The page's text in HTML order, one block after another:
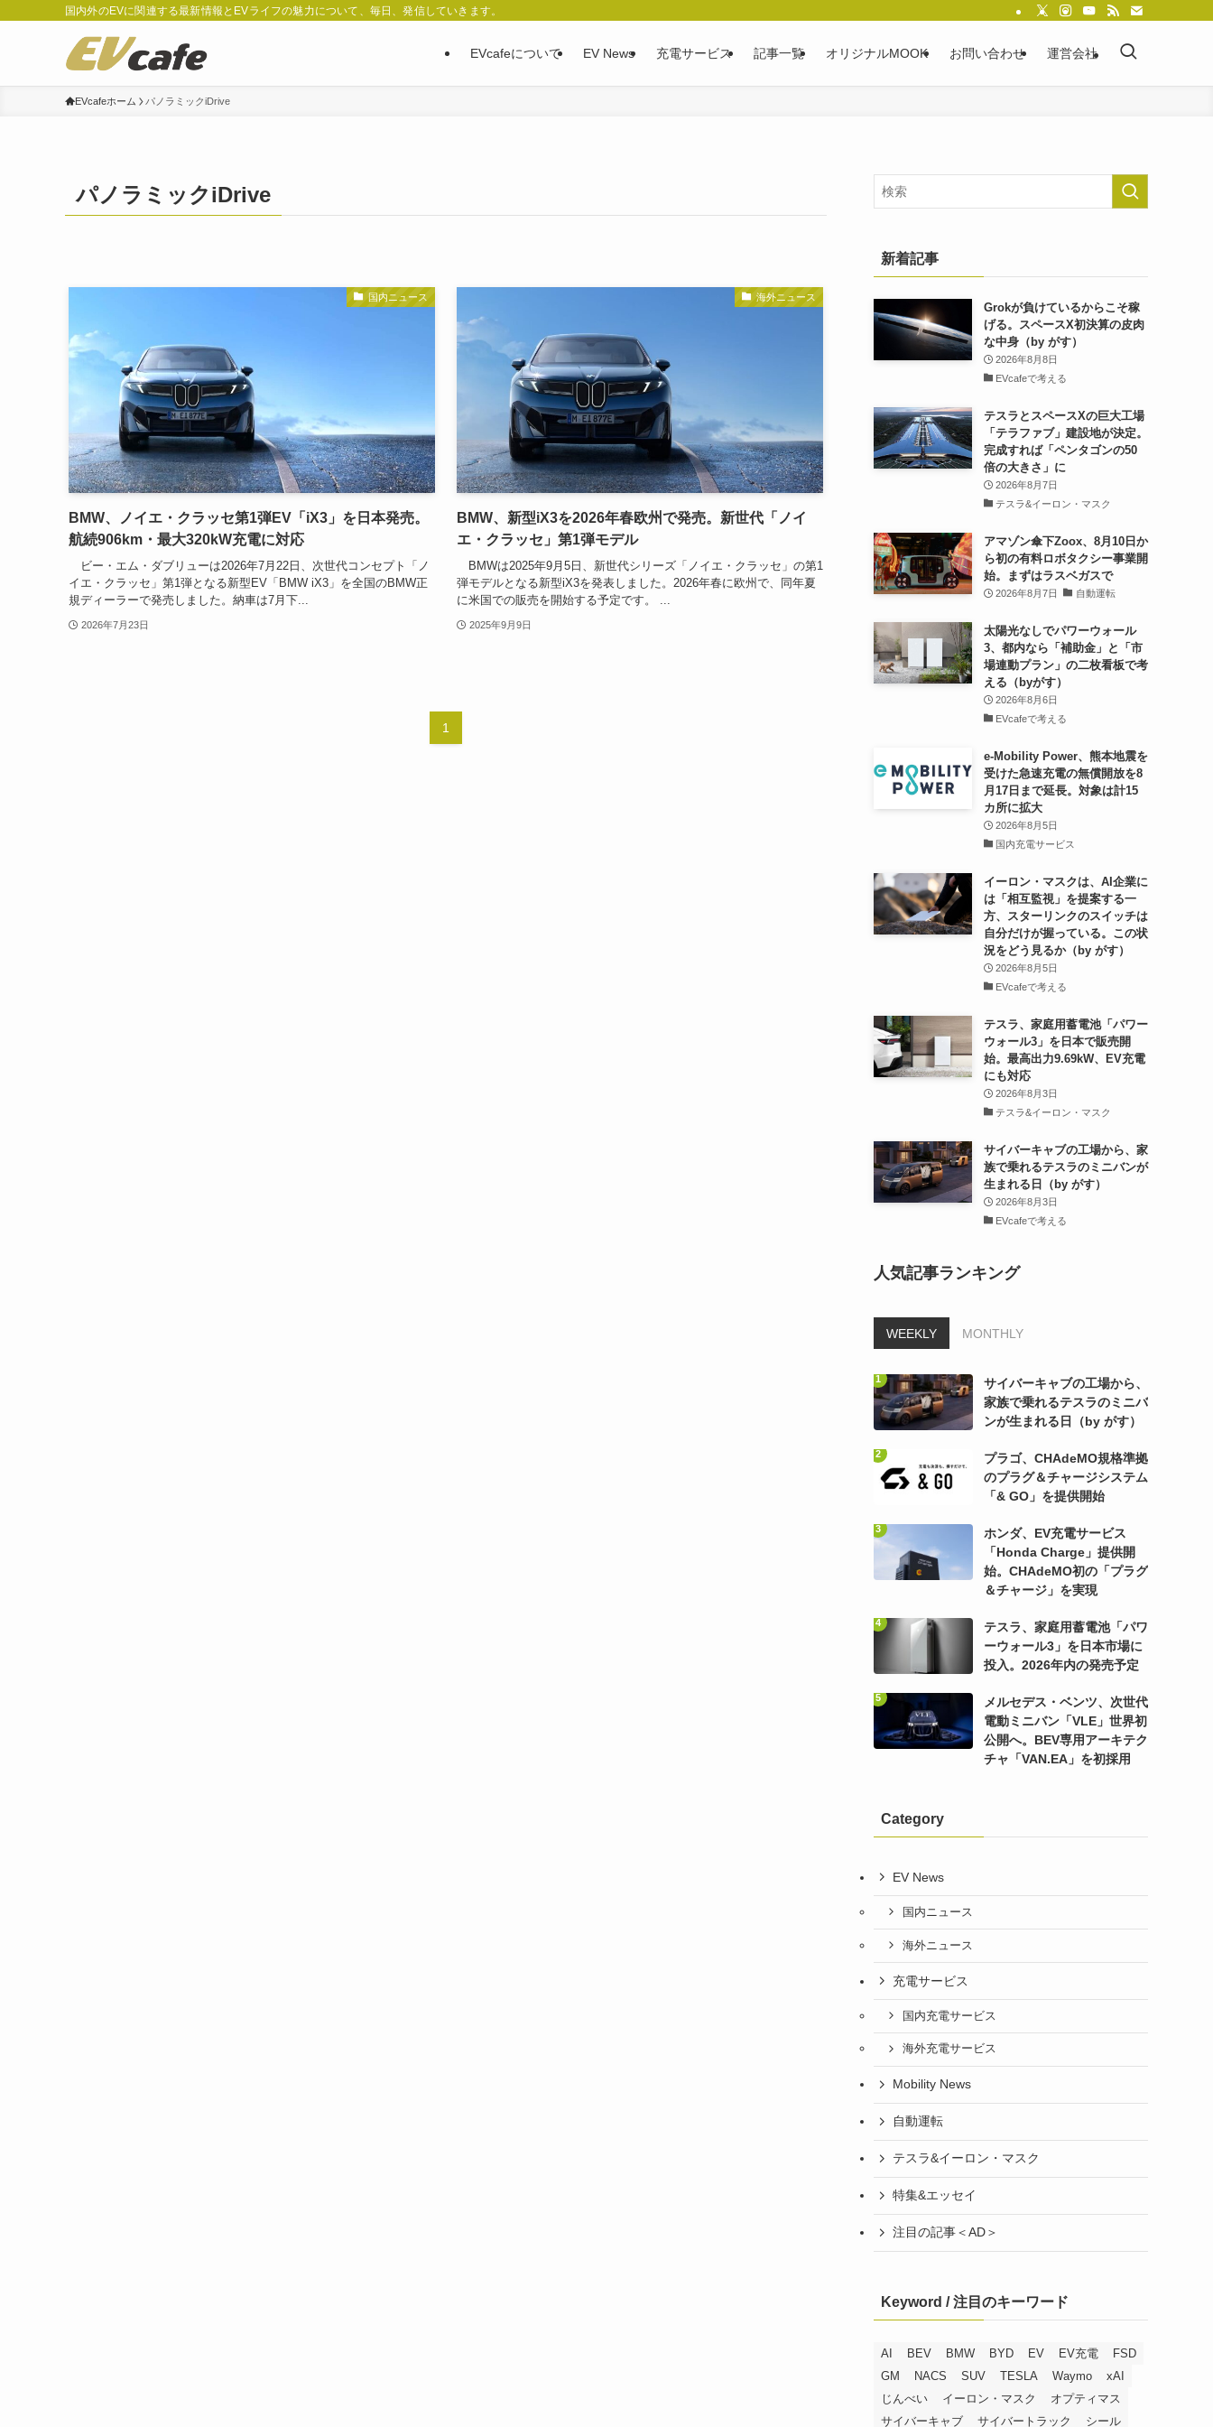
国内外のEVに関連する最新情報とEVライフの魅力について、毎日、発信していきます。
EVcafeについて EV News 充電サービス 記事一覧 オリジナルMOOK お問い合わせ 運営会社
EVcafeホーム パノラミックiDrive
パノラミックiDrive
国内ニュース
BMW、ノイエ・クラッセ第1弾EV「iX3」を日本発売。
航続906km・最大320kW充電に対応
ビー・エム・ダブリューは2026年7月22日、次世代コンセプト「ノ
イエ・クラッセ」第1弾となる新型EV「BMW iX3」を全国のBMW正
規ディーラーで発売しました。納車は7月下...
2026年7月23日
海外ニュース
BMW、新型iX3を2026年春欧州で発売。新世代「ノイ
エ・クラッセ」第1弾モデル
BMWは2025年9月5日、新世代シリーズ「ノイエ・クラッセ」の第1
弾モデルとなる新型iX3を発表しました。2026年春に欧州で、同年夏
に米国での販売を開始する予定です。 ...
2025年9月9日
1
新着記事
Grokが負けているからこそ稼
げる。スペースX初決算の皮肉
な中身（by がす）
2026年8月8日
EVcafeで考える
テスラとスペースXの巨大工場
「テラファブ」建設地が決定。
完成すれば「ペンタゴンの50
倍の大きさ」に
2026年8月7日
テスラ&イーロン・マスク
アマゾン傘下Zoox、8月10日か
ら初の有料ロボタクシー事業開
始。まずはラスベガスで
2026年8月7日 自動運転
太陽光なしでパワーウォール
3、都内なら「補助金」と「市
場連動プラン」の二枚看板で考
える（byがす）
2026年8月6日
EVcafeで考える
e-Mobility Power、熊本地震を
受けた急速充電の無償開放を8
月17日まで延長。対象は計15
カ所に拡大
2026年8月5日
国内充電サービス
イーロン・マスクは、AI企業に
は「相互監視」を提案する一
方、スターリンクのスイッチは
自分だけが握っている。この状
況をどう見るか（by がす）
2026年8月5日
EVcafeで考える
テスラ、家庭用蓄電池「パワー
ウォール3」を日本で販売開
始。最高出力9.69kW、EV充電
にも対応
2026年8月3日
テスラ&イーロン・マスク
サイバーキャブの工場から、家
族で乗れるテスラのミニバンが
生まれる日（by がす）
2026年8月3日
EVcafeで考える
人気記事ランキング
WEEKLY MONTHLY
サイバーキャブの工場から、
家族で乗れるテスラのミニバ
ンが生まれる日（by がす）
プラゴ、CHAdeMO規格準拠
のプラグ＆チャージシステム
「& GO」を提供開始
ホンダ、EV充電サービス
「Honda Charge」提供開
始。CHAdeMO初の「プラグ
＆チャージ」を実現
テスラ、家庭用蓄電池「パワ
ーウォール3」を日本市場に
投入。2026年内の発売予定
メルセデス・ベンツ、次世代
電動ミニバン「VLE」世界初
公開へ。BEV専用アーキテク
チャ「VAN.EA」を初採用
Category
EV News
国内ニュース
海外ニュース
充電サービス
国内充電サービス
海外充電サービス
Mobility News
自動運転
テスラ&イーロン・マスク
特集&エッセイ
注目の記事＜AD＞
Keyword / 注目のキーワード
AI BEV BMW BYD EV EV充電
FSD
GM
NACS SUV TESLA Waymo
xAI
じんべい
イーロン・マスク
オプティマス
サイバーキャブ
サイバートラック シール